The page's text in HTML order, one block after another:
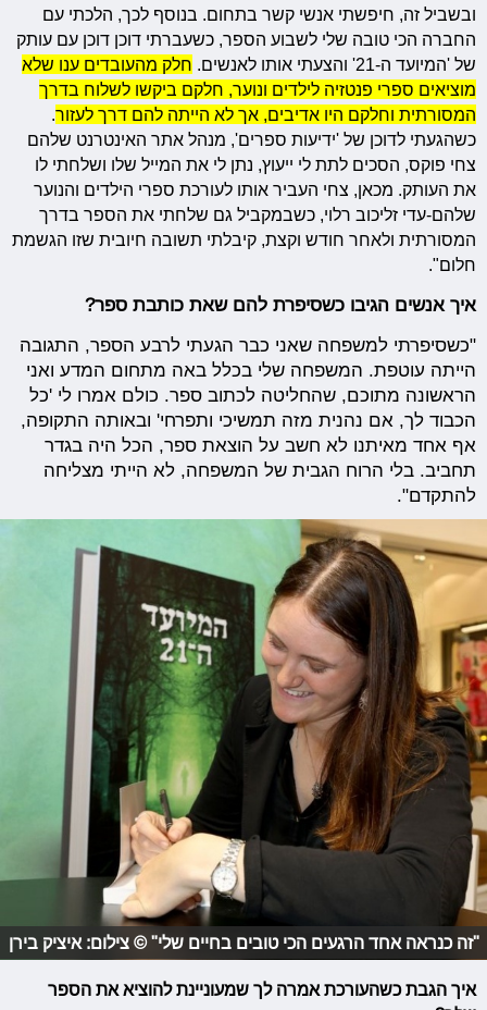
ובשביל זה, חיפשתי אנשי קשר בתחום. בנוסף לכך, הלכתי עם
החברה הכי טובה שלי לשבוע הספר, כשעברתי דוכן דוכן עם עותק
של 'המיועד ה-21' והצעתי אותו לאנשים.
חלק מהעובדים ענו שלא
מוציאים ספרי פנטזיה לילדים ונוער, חלקם ביקשו לשלוח בדרך
המסורתית וחלקם היו אדיבים, אך לא הייתה להם דרך לעזור.
כשהגעתי לדוכן של 'ידיעות ספרים', מנהל אתר האינטרנט שלהם
צחי פוקס, הסכים לתת לי ייעוץ, נתן לי את המייל שלו ושלחתי לו
את העותק. מכאן, צחי העביר אותו לעורכת ספרי הילדים והנוער
שלהם-עדי זליכוב רלוי, כשבמקביל גם שלחתי את הספר בדרך
המסורתית ולאחר חודש וקצת, קיבלתי תשובה חיובית שזו הגשמת
חלום".
איך אנשים הגיבו כשסיפרת להם שאת כותבת ספר?
"כשסיפרתי למשפחה שאני כבר הגעתי לרבע הספר, התגובה
הייתה עוטפת. המשפחה שלי בכלל באה מתחום המדע ואני
הראשונה מתוכם, שהחליטה לכתוב ספר. כולם אמרו לי 'כל
הכבוד לך, אם נהנית מזה תמשיכי ותפרחי' ובאותה התקופה,
אף אחד מאיתנו לא חשב על הוצאת ספר, הכל היה בגדר
תחביב. בלי הרוח הגבית של המשפחה, לא הייתי מצליחה
להתקדם".
"זה כנראה אחד הרגעים הכי טובים בחיים שלי" © צילום: איציק בירן
איך הגבת כשהעורכת אמרה לך שמעוניינת להוציא את הספר